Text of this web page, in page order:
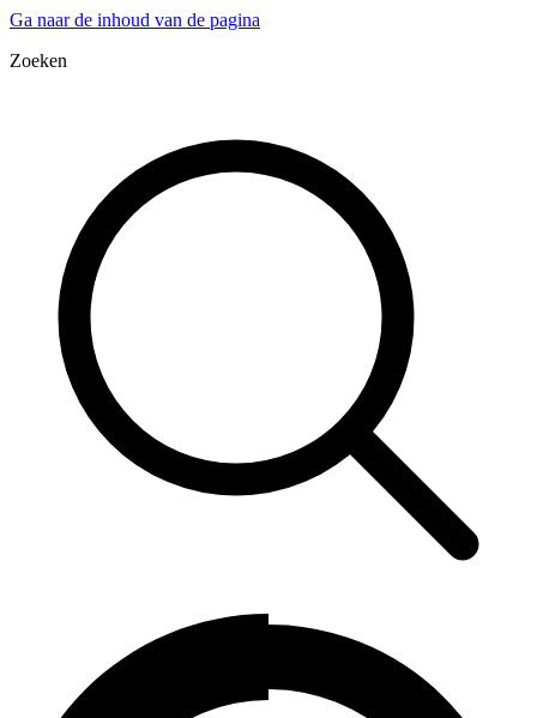
Ga naar de inhoud van de pagina
Zoeken